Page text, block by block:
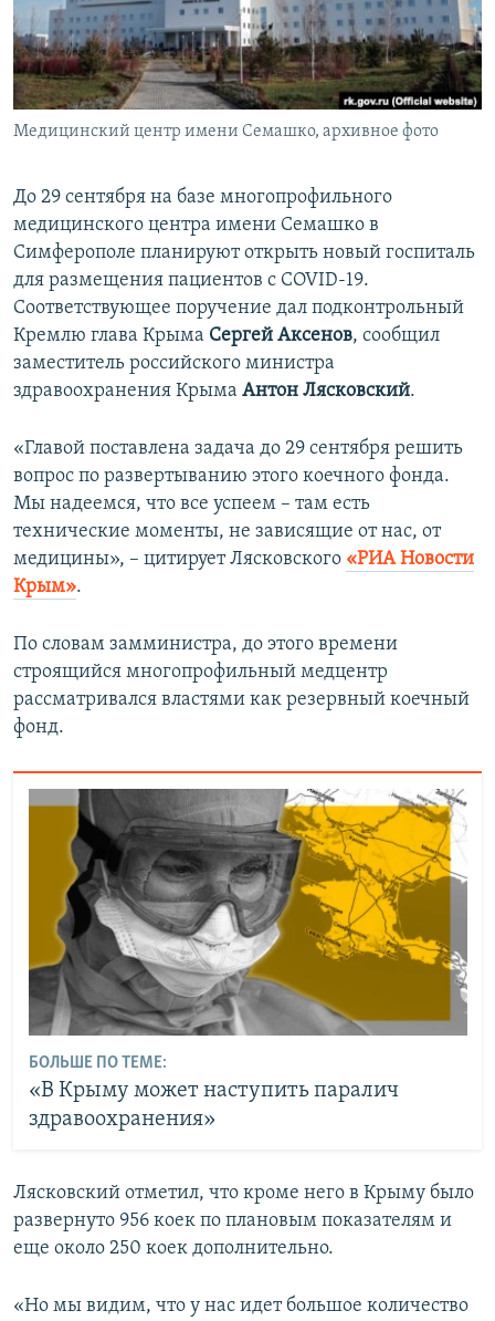
ПОБЕДИТЕЛЕЙ НЕ СУДЯТ?
КРЫМ.НЕПОКОРЕННЫЙ
ELIFBE
УКРАИНСКАЯ ПРОБЛЕМА КРЫМА
ПРИСОЕДИНЯЙТЕСЬ!
Медицинский центр имени Семашко, архивное фото
До 29 сентября на базе многопрофильного
медицинского центра имени Семашко в
Симферополе планируют открыть новый госпиталь
для размещения пациентов с COVID-19.
Соответствующее поручение дал подконтрольный
Кремлю глава Крыма Сергей Аксенов, сообщил
заместитель российского министра
здравоохранения Крыма Антон Лясковский.
«Главой поставлена задача до 29 сентября решить
вопрос по развертыванию этого коечного фонда.
Мы надеемся, что все успеем – там есть
технические моменты, не зависящие от нас, от
медицины», – цитирует Лясковского «РИА Новости
Крым».
По словам замминистра, до этого времени
строящийся многопрофильный медцентр
рассматривался властями как резервный коечный
фонд.
БОЛЬШЕ ПО ТЕМЕ:
«В Крыму может наступить паралич
здравоохранения»
Лясковский отметил, что кроме него в Крыму было
развернуто 956 коек по плановым показателям и
еще около 250 коек дополнительно.
«Но мы видим, что у нас идет большое количество